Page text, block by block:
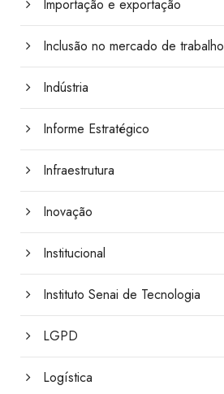
Importação e exportação
Inclusão no mercado de trabalho
Indústria
Informe Estratégico
Infraestrutura
Inovação
Institucional
Instituto Senai de Tecnologia
LGPD
Logística